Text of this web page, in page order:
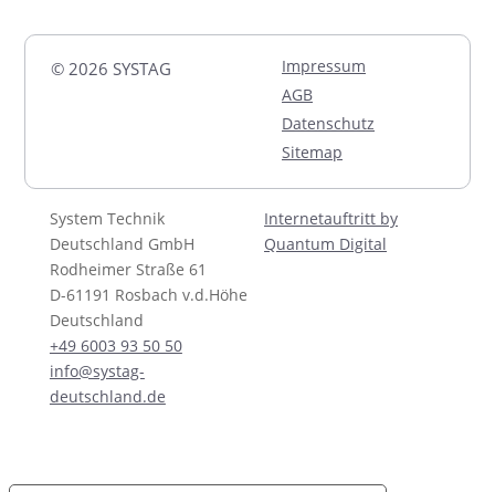
© 2026 SYSTAG
Impressum
AGB
Datenschutz
Sitemap
System Technik
Deutschland GmbH
Rodheimer Straße 61
D-61191 Rosbach v.d.Höhe
Deutschland
+49 6003 93 50 50
info@systag-
deutschland.de
Internetauftritt by
Quantum Digital